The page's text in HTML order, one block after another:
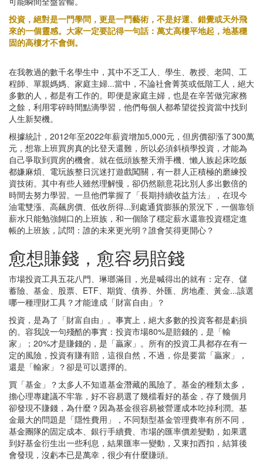
投資，絕對是一門學問，更是一門藝術，不是好運、錯覺或天外飛
來的一個靈感。大家一定要記得一句話：萬丈高樓平地起，地基穩
固的高樓才不會倒。
在我教過的數千名學生中，其中不乏工人、學生、教授、老闆、工
程師、單親媽媽、家庭主婦...當中，不論社會菁英或低階工人，絕大
多數的人，都是有工作的。即便是家庭主婦，也是在辛苦做完家務
之餘，利用零碎時間點滴學習，他們每個人都希望從投資當中找到
人生新契機。
根據統計，2012年至2022年薪資增加5,000元，但房價卻漲了300萬
元，想靠上班買房真的比登天還難，所以必須斜槓學投資，才能為
自己爭取到買房的機會。就在低頭族整天滑手機、懶人族起床吃飯
都嫌麻煩、電玩族整日沉迷打遊戲闖關，有一群人正積極的磨練投
資技術。其中有些人雖然理解慢，卻仍然願意花比別人多出數倍的
時間去努力學習。一旦他們掌握了「長期持續收益方法」，在現今
油電雙漲、高飆房價、低收所得...到處通貨膨脹的景況下，一個靠領
薪水只能勉強餬口的上班族，和一個除了穩定薪水還靠投資穩定進
帳的上班族，試問：誰的未來更光明？誰會笑得更開心？
愈想賺錢，愈容易賠錢
市場投資工具五花八門、琳瑯滿目，光是喊得出的就有：定存、儲
蓄險、基金、股票、ETF、期貨、債券、外匯、房地產、黃金...該選
哪一種理財工具？才能達成「財富自由」？
投資，是為了「財富自由」。事實上，絕大多數的投資客都是虧損
的。容我說一句殘酷的事實：投資市場80%是賠錢的，是「輸
家」；20%才是賺錢的，是「贏家」。所有的投資工具都存在有一
定的風險，投資有賺有賠，這很自然，不過，你是要當「贏家」，
還是「輸家」？卻是可以選擇的。
買「基金」？太多人不知道基金潛藏的風險了。基金的種類太多，
擔心理專建議不牢靠，好不容易選了幾檔看好的基金，存了幾個月
卻發現不賺錢，為什麼？因為基金很容易被營運成本吃掉利潤。基
金最大的問題是「隱性費用」，不同類型基金管理費率有所不同，
基金團隊的固定成本、銀行手續費、市場的匯率價差變動，如果選
到好基金衍生出一些利息，結果匯率一變動，又東扣西扣，結算後
會發現，沒虧本已是萬幸，很少有什麼賺頭。